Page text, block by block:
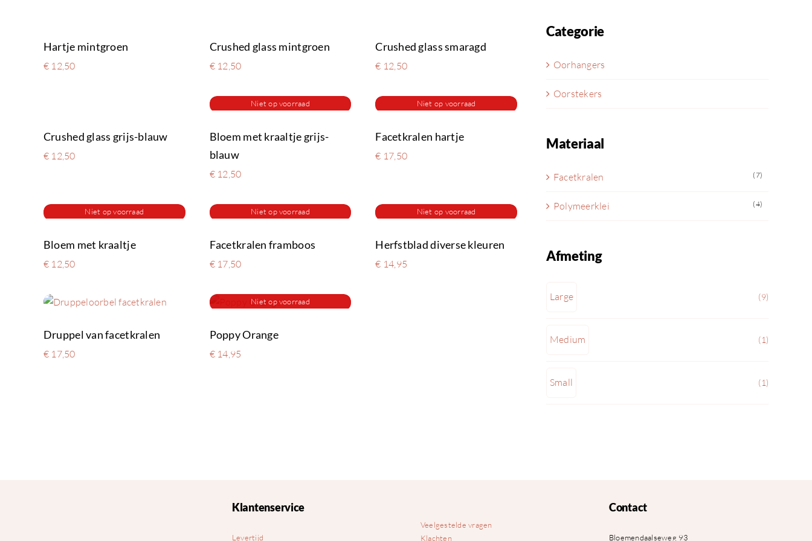
Hartje mintgroen
€ 12,50
Crushed glass mintgroen
€12,50
Crushed glass smaragd
€ 12,50
Crushed glass grijs-blauw
€ 12,50
Niet op voorraad
Bloem met kraaltje grijs-
blauw
€12,50
Niet op voorraad
Facetkralen hartje
€ 17,50
Niet op voorraad
Bloem met kraaltje
€ 12,50
Niet op voorraad
Facetkralen framboos
€17,50
Niet op voorraad
Herfstblad diverse kleuren
€ 14,95
Druppel van facetkralen
€ 17,50
Niet op voorraad
Poppy Orange
€14,95
Categorie
Oorhangers
Oorstekers
Materiaal
Facetkralen (7)
Polymeerklei (4)
Afmeting
Large (9)
Medium (1)
Small (1)
Klantenservice
Levertijd
Veelgestelde vragen
Klachten
Contact
Bloemendaalseweg 93